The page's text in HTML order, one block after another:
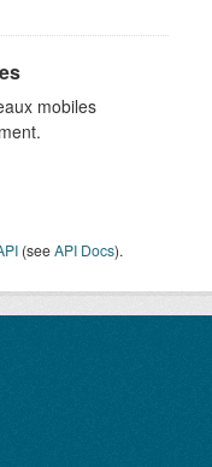
mobiles
(seeAPI Docs).